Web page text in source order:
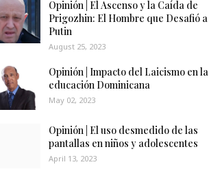
Opinión | El Ascenso y la Caída de
Prigozhin: El Hombre que Desafió a
Putin
August 25, 2023
Opinión | Impacto del Laicismo en la
educación Dominicana
May 02, 2023
Opinión | El uso desmedido de las
pantallas en niños y adolescentes
April 13, 2023